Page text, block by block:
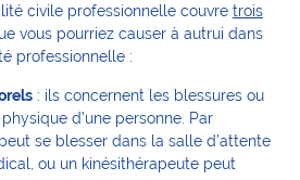
civile professionnelle couvre trois
vous pourriez causer à autrui dans
professionnelle :
: ils concernent les blessures ou
d’une personne. Par
se blesser dans la salle d’attente
ou un kinésithérapeute peut